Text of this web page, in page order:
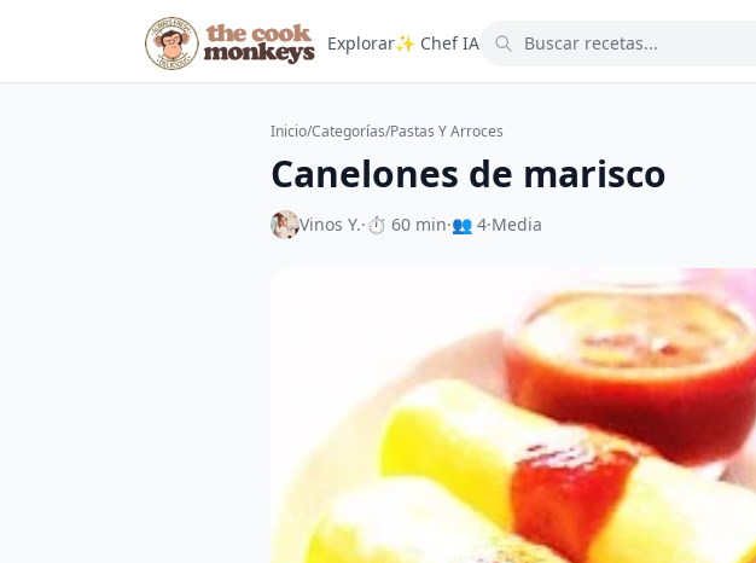
Explorar✨ Chef IA
Inicio/Categorías/Pastas Y Arroces
Canelones de marisco
Vinos Y.·⏱ 60 min·👥 4·Media